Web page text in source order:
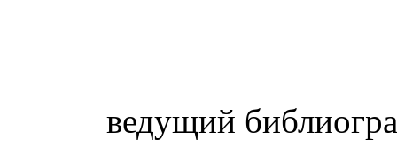
ведущий